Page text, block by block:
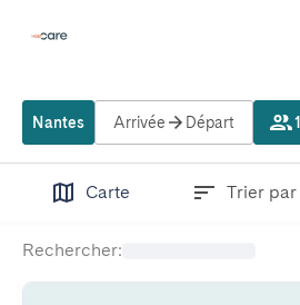
Nantes Arrivée Départ 1
Carte Trier par
Rechercher: